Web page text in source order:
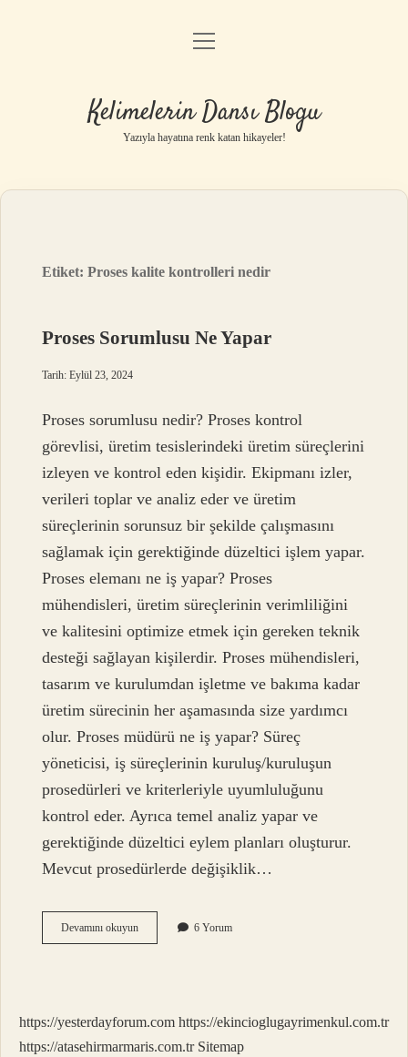
Anasayfa
Yasal Uyarı
menüyü
Kelimelerin Dansı Blogu
Yazıyla hayatına renk katan hikayeler!
Etiket:Proses kalite kontrolleri nedir
Proses Sorumlusu Ne Yapar
Tarih: Eylül 23, 2024
Proses sorumlusu nedir? Proses kontrol
görevlisi, üretim tesislerindeki üretim süreçlerini
izleyen ve kontrol eden kişidir. Ekipmanı izler,
verileri toplar ve analiz eder ve üretim
süreçlerinin sorunsuz bir şekilde çalışmasını
sağlamak için gerektiğinde düzeltici işlem yapar.
Proses elemanı ne iş yapar? Proses
mühendisleri, üretim süreçlerinin verimliliğini
ve kalitesini optimize etmek için gereken teknik
desteği sağlayan kişilerdir. Proses mühendisleri,
tasarım ve kurulumdan işletme ve bakıma kadar
üretim sürecinin her aşamasında size yardımcı
olur. Proses müdürü ne iş yapar? Süreç
yöneticisi, iş süreçlerinin kuruluş/kuruluşun
prosedürleri ve kriterleriyle uyumluluğunu
kontrol eder. Ayrıca temel analiz yapar ve
gerektiğinde düzeltici eylem planları oluşturur.
Mevcut prosedürlerde değişiklik…
Devamını okuyunProses
Sorumlusu
6 Yorum
https://yesterdayforum.com https://ekincioglugayrimenkul.com.tr
https://atasehirmarmaris.com.tr Sitemap